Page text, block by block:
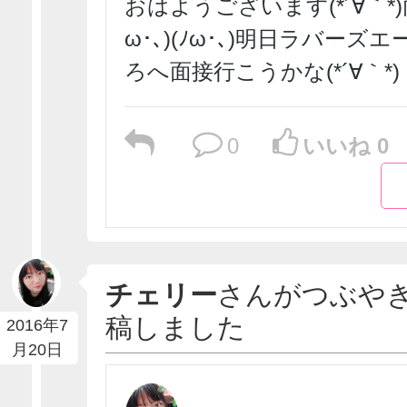
おはようございます(*´∀｀
ω･､)(ﾉω･､)明日ラバーズエ
ろへ面接行こうかな(*´∀｀*)
0 いいね 0
2016年7
月20日
チェリーさんがつぶや
稿しました